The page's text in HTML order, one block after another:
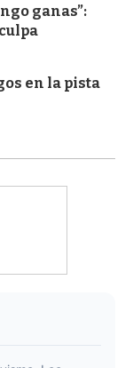
ganas”:
en la pista